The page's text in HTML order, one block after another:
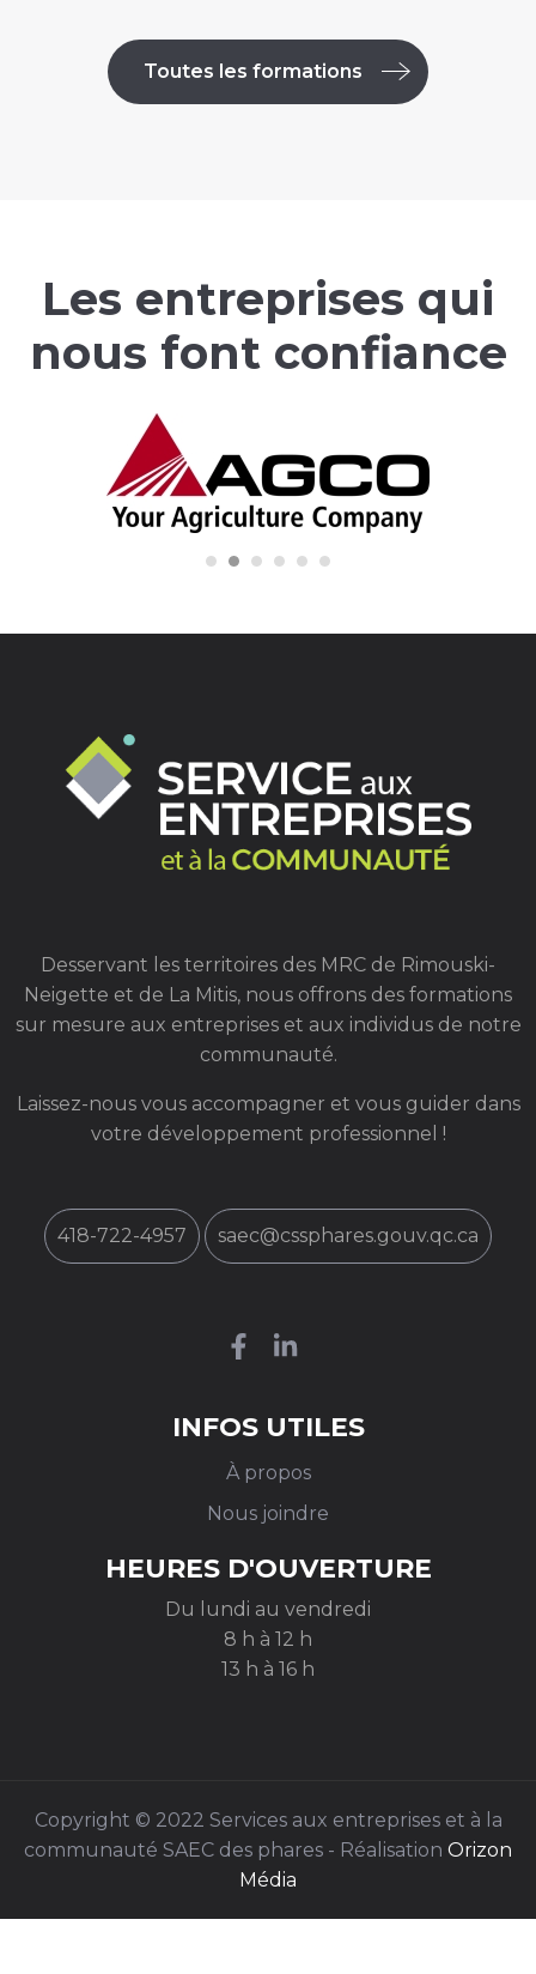
Toutes les formations
Les entreprises qui
nous font confiance
Desservant les territoires des MRC de Rimouski-
Neigette et de La Mitis, nous offrons des formations
sur mesure aux entreprises et aux individus de notre
communauté.
Laissez-nous vous accompagner et vous guider dans
votre développement professionnel !
418-722-4957 saec@cssphares.gouv.qc.ca
INFOS UTILES
À propos
Nous joindre
HEURES D'OUVERTURE
Du lundi au vendredi
8 h à 12 h
13 h à 16 h
Copyright © 2022 Services aux entreprises et à la
communauté SAEC des phares - Réalisation Orizon
Média